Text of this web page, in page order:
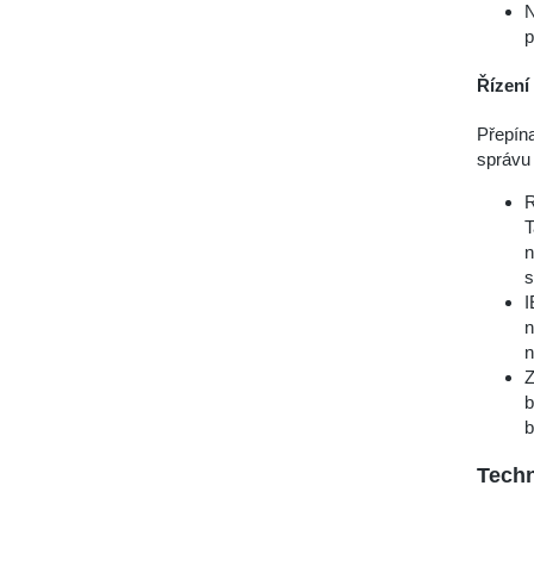
Řízení
správu